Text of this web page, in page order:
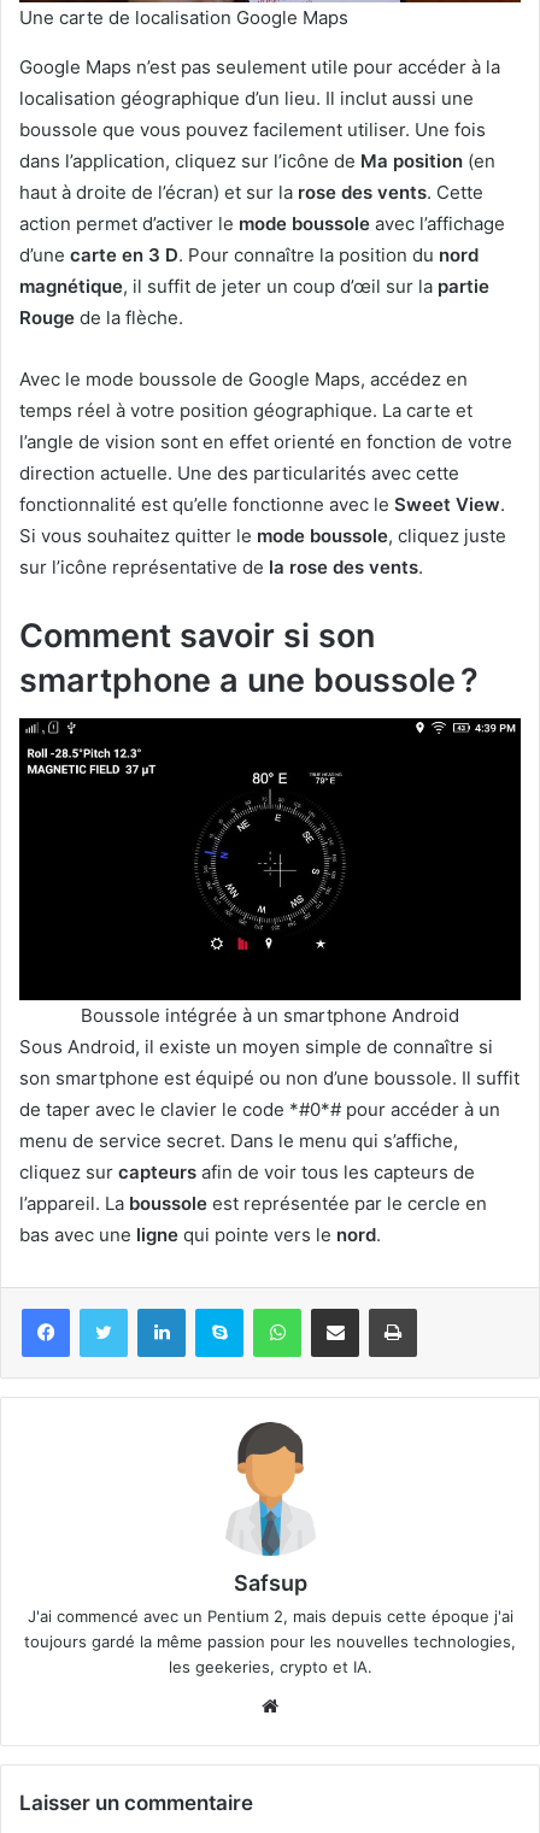
Une carte de localisation Google Maps
Google Maps n’est pas seulement utile pour accéder à la
localisation géographique d’un lieu. Il inclut aussi une
boussole que vous pouvez facilement utiliser. Une fois
dans l’application, cliquez sur l’icône de Ma position (en
haut à droite de l’écran) et sur la rose des vents. Cette
action permet d’activer le mode boussole avec l’affichage
d’une carte en 3 D. Pour connaître la position du nord
magnétique, il suffit de jeter un coup d’œil sur la partie
Rouge de la flèche.
Avec le mode boussole de Google Maps, accédez en
temps réel à votre position géographique. La carte et
l’angle de vision sont en effet orienté en fonction de votre
direction actuelle. Une des particularités avec cette
fonctionnalité est qu’elle fonctionne avec le Sweet View.
Si vous souhaitez quitter le mode boussole, cliquez juste
sur l’icône représentative de la rose des vents.
Comment savoir si son
smartphone a une boussole ?
Boussole intégrée à un smartphone Android
Sous Android, il existe un moyen simple de connaître si
son smartphone est équipé ou non d’une boussole. Il suffit
de taper avec le clavier le code *#0*# pour accéder à un
menu de service secret. Dans le menu qui s’affiche,
cliquez sur capteurs afin de voir tous les capteurs de
l’appareil. La boussole est représentée par le cercle en
bas avec une ligne qui pointe vers le nord.
LinkedinSkype WhatsAppPartager par email Imprimer
Safsup
J'ai commencé avec un Pentium 2, mais depuis cette époque j'ai
toujours gardé la même passion pour les nouvelles technologies,
les geekeries, crypto et IA.
Website
Laisser un commentaire